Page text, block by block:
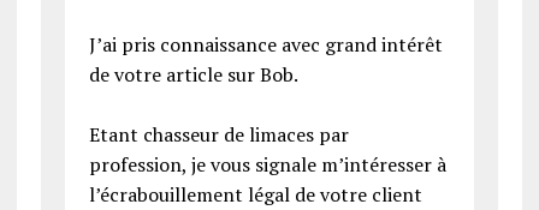
J’ai pris connaissance avec grand intérêt
de votre article sur Bob.
Etant chasseur de limaces par
profession, je vous signale m’intéresser à
l’écrabouillement légal de votre client